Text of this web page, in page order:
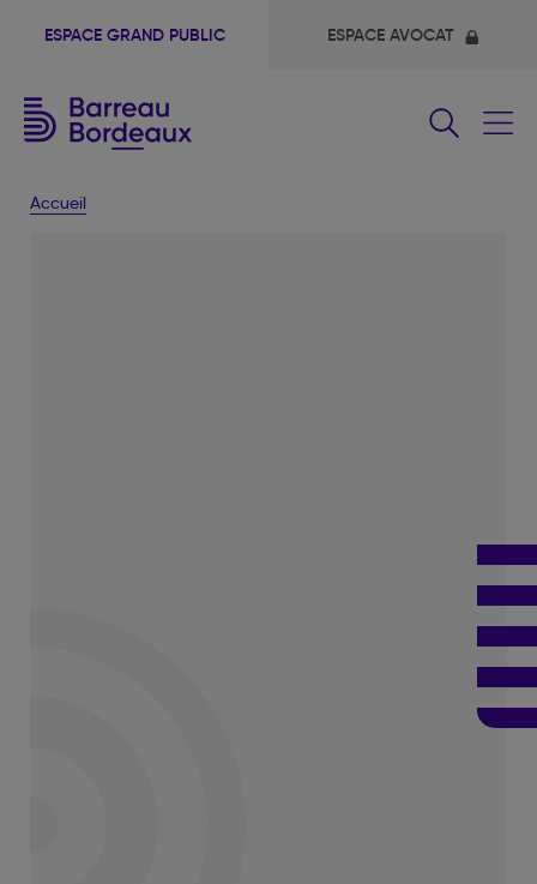
ESPACE GRAND PUBLIC ESPACE AVOCAT
Accueil